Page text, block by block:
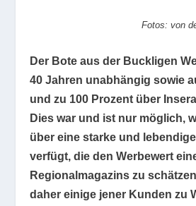
Fotos: von
Der Bote aus der Buckligen
40 Jahren unabhängig sowie
und zu 100 Prozent über
Dies war und ist nur möglich,
über eine starke und
verfügt, die den Werbewert
Regionalmagazins zu
daher einige jener Kunden zu